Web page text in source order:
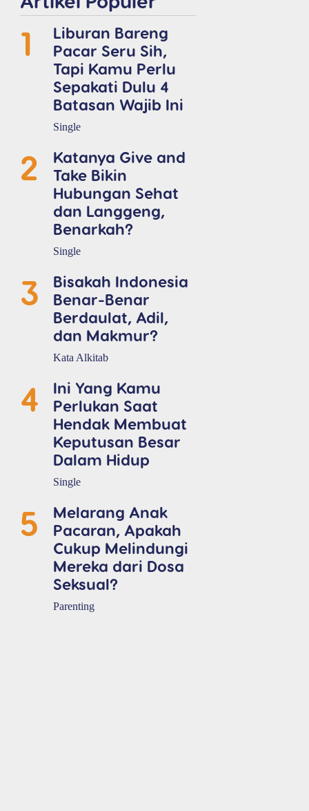
1
Liburan Bareng
Pacar Seru Sih,
Tapi Kamu Perlu
Sepakati Dulu 4
Batasan Wajib Ini
Single
2
Katanya Give and
Take Bikin
Hubungan Sehat
dan Langgeng,
Benarkah?
Single
3
Bisakah Indonesia
Benar-Benar
Berdaulat, Adil,
dan Makmur?
Kata Alkitab
4
Ini Yang Kamu
Perlukan Saat
Hendak Membuat
Keputusan Besar
Dalam Hidup
Single
5
Melarang Anak
Pacaran, Apakah
Cukup Melindungi
Mereka dari Dosa
Seksual?
Parenting